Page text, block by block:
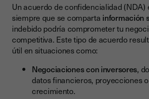
Un acuerdo de confidencialidad (NDA)
siempre que se comparta información
indebido podría comprometer tu
competitiva. Este tipo de acuerdo
útil en situaciones como:
Negociaciones con inversores,
datos financieros, proyecciones
crecimiento.